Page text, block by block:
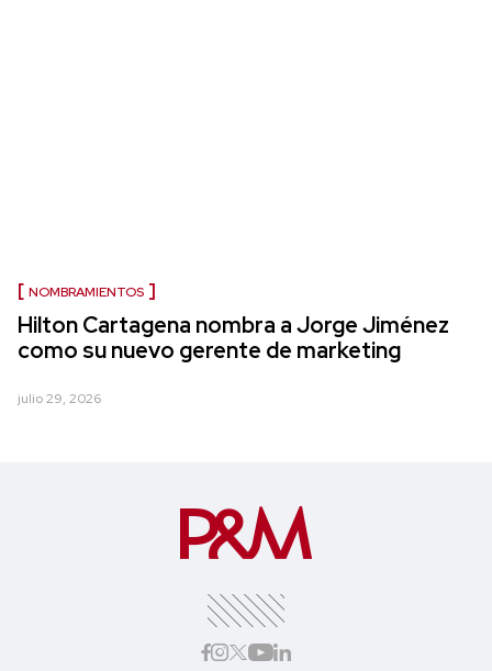
NOMBRAMIENTOS
Hilton Cartagena nombra a Jorge Jiménez
como su nuevo gerente de marketing
julio 29, 2026